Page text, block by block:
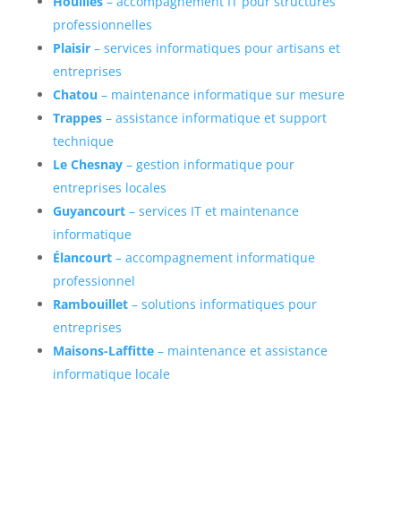
professionnelles
Plaisir– services informatiques pour artisans et
entreprises
Chatou – maintenance informatique sur mesure
Trappes– assistance informatique et support
technique
Le Chesnay– gestion informatique pour
entreprises locales
Guyancourt– services IT et maintenance
informatique
Élancourt– accompagnement informatique
professionnel
Rambouillet– solutions informatiques pour
entreprises
Maisons-Laffitte– maintenance et assistance
informatique locale